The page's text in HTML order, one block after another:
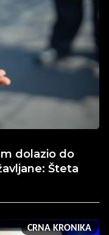
dolazio do
Šteta
CRNA KRONIKA